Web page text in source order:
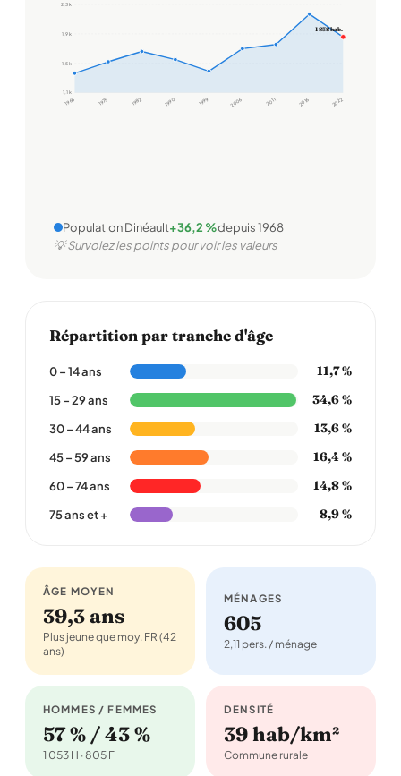
1,1 k
1,5 k
1,9 k
2,3 k
1968 1975 1982 1990 1999 2006 2011 2016 2022
1 858 hab.
Population Dinéault+36,2 %depuis 1968
💡 Survolez les points pour voir les valeurs
Répartition par tranche d'âge
0 – 14 ans 11,7 %
15 – 29 ans 34,6 %
30 – 44 ans 13,6 %
45 – 59 ans 16,4 %
60 – 74 ans 14,8 %
75 ans et + 8,9 %
ÂGE MOYEN
39,3 ans
Plus jeune que moy. FR (42
ans)
MÉNAGES
605
2,11 pers. / ménage
HOMMES / FEMMES
57 % / 43 %
1 053 H · 805 F
DENSITÉ
39 hab/km²
Commune rurale